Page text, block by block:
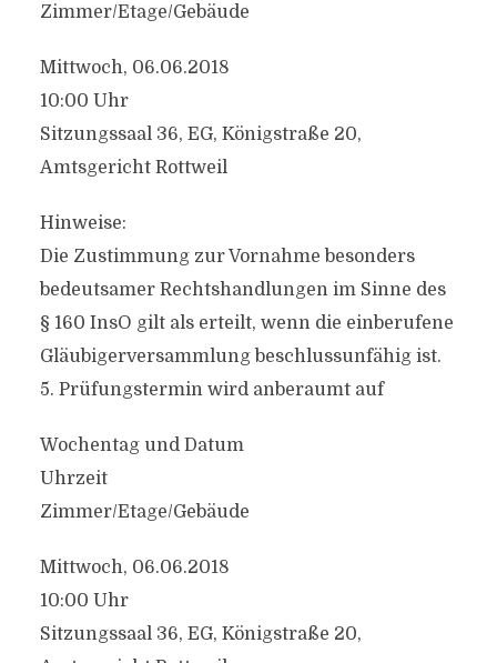
Zimmer/Etage/Gebäude
Mittwoch, 06.06.2018
10:00 Uhr
Sitzungssaal 36, EG, Königstraße 20,
Amtsgericht Rottweil
Hinweise:
Die Zustimmung zur Vornahme besonders
bedeutsamer Rechtshandlungen im Sinne des
§ 160 InsO gilt als erteilt, wenn die einberufene
Gläubigerversammlung beschlussunfähig ist.
5. Prüfungstermin wird anberaumt auf
Wochentag und Datum
Uhrzeit
Zimmer/Etage/Gebäude
Mittwoch, 06.06.2018
10:00 Uhr
Sitzungssaal 36, EG, Königstraße 20,